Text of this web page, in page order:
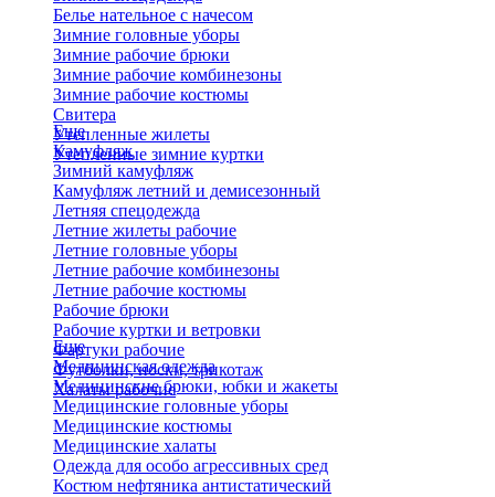
Белье нательное с начесом
Зимние головные уборы
Зимние рабочие брюки
Зимние рабочие комбинезоны
Зимние рабочие костюмы
Свитера
Утепленные жилеты
Утепленные зимние куртки
Еще
Камуфляж
Зимний камуфляж
Камуфляж летний и демисезонный
Летняя спецодежда
Летние жилеты рабочие
Летние головные уборы
Летние рабочие комбинезоны
Летние рабочие костюмы
Рабочие брюки
Рабочие куртки и ветровки
Фартуки рабочие
Футболки, носки, трикотаж
Халаты рабочие
Еще
Медицинская одежда
Медицинские брюки, юбки и жакеты
Медицинские головные уборы
Медицинские костюмы
Медицинские халаты
Одежда для особо агрессивных сред
Костюм нефтяника антистатический